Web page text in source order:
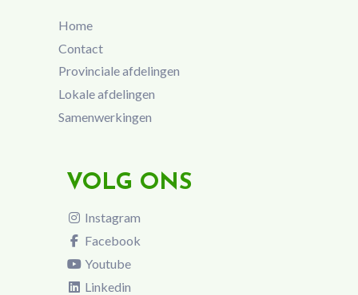
Home
Contact
Provinciale afdelingen
Lokale afdelingen
Samenwerkingen
VOLG ONS
Instagram
Facebook
Youtube
Linkedin